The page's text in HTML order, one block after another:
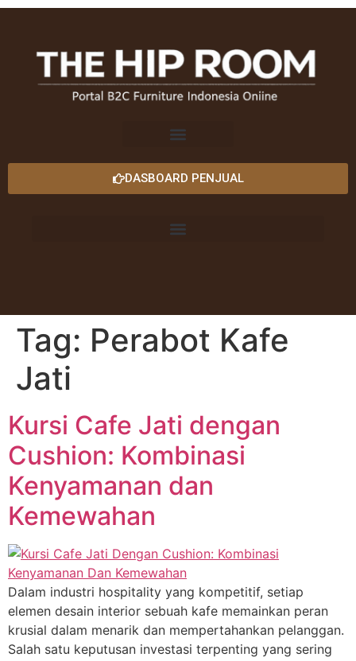
DASBOARD PENJUAL
Tag: Perabot Kafe
Jati
Kursi Cafe Jati dengan
Cushion: Kombinasi
Kenyamanan dan
Kemewahan
Dalam industri hospitality yang kompetitif, setiap
elemen desain interior sebuah kafe memainkan peran
krusial dalam menarik dan mempertahankan pelanggan.
Salah satu keputusan investasi terpenting yang sering